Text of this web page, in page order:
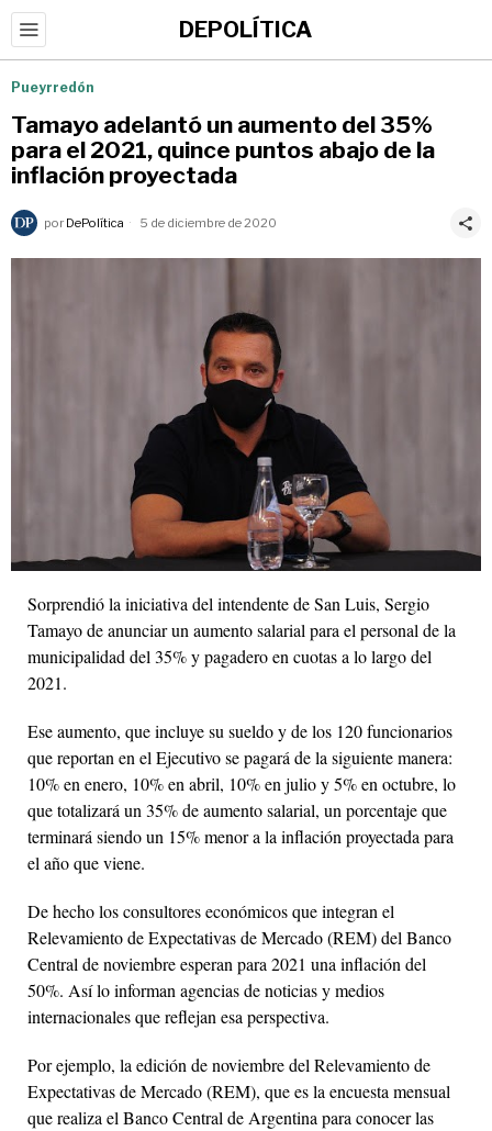
DEPOLÍTICA
Pueyrredón
Tamayo adelantó un aumento del 35%
para el 2021, quince puntos abajo de la
inflación proyectada
por DePolítica 5 de diciembre de 2020
Sorprendió la iniciativa del intendente de San Luis, Sergio
Tamayo de anunciar un aumento salarial para el personal de la
municipalidad del 35% y pagadero en cuotas a lo largo del
2021.
Ese aumento, que incluye su sueldo y de los 120 funcionarios
que reportan en el Ejecutivo se pagará de la siguiente manera:
10% en enero, 10% en abril, 10% en julio y 5% en octubre, lo
que totalizará un 35% de aumento salarial, un porcentaje que
terminará siendo un 15% menor a la inflación proyectada para
el año que viene.
De hecho los consultores económicos que integran el
Relevamiento de Expectativas de Mercado (REM) del Banco
Central de noviembre esperan para 2021 una inflación del
50%. Así lo informan agencias de noticias y medios
internacionales que reflejan esa perspectiva.
Por ejemplo, la edición de noviembre del Relevamiento de
Expectativas de Mercado (REM), que es la encuesta mensual
que realiza el Banco Central de Argentina para conocer las